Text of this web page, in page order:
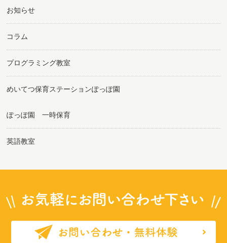
お知らせ
コラム
プログラミング教室
めいてつ保育ステーションぽっぽ園
ぽっぽ園 一時保育
英語教室